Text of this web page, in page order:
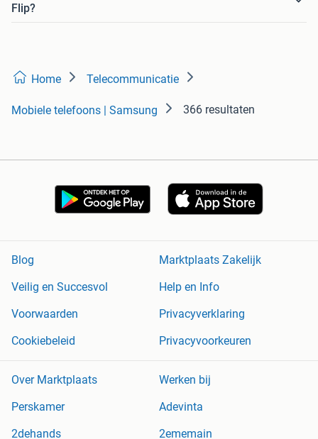
Flip?
Home Telecommunicatie
Mobiele telefoons | Samsung 366 resultaten
Blog
Marktplaats Zakelijk
Veilig en Succesvol
Help en Info
Voorwaarden
Privacyverklaring
Cookiebeleid
Privacyvoorkeuren
Over Marktplaats
Werken bij
Perskamer
Adevinta
2dehands
2ememain